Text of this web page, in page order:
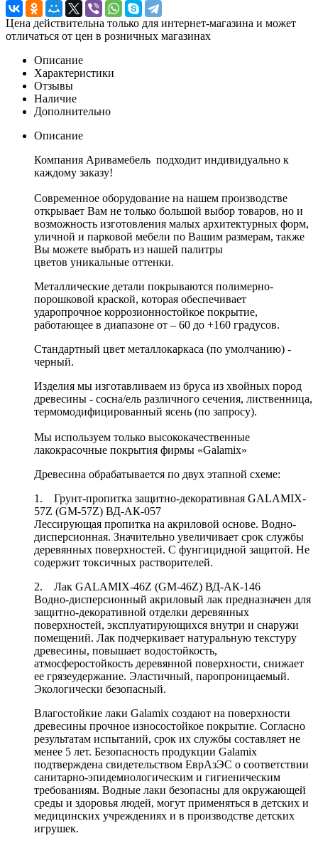
Цена действительна только для интернет-магазина и может
отличаться от цен в розничных магазинах
Описание
Характеристики
Отзывы
Наличие
Дополнительно
Описание
Компания Аривамебель подходит индивидуально к
каждому заказу!
Современное оборудование на нашем производстве
открывает Вам не только большой выбор товаров, но и
возможность изготовления малых архитектурных форм,
уличной и парковой мебели по Вашим размерам, также
Вы можете выбрать из нашей палитры
цветов уникальные оттенки.
Металлические детали покрываются полимерно-
порошковой краской, которая обеспечивает
ударопрочное коррозионностойкое покрытие,
работающее в диапазоне от – 60 до +160 градусов.
Стандартный цвет металлокаркаса (по умолчанию) -
черный.
Изделия мы изготавливаем из бруса из хвойных пород
древесины - сосна/ель различного сечения, лиственница,
термомодифицированный ясень (по запросу).
Мы используем только высококачественные
лакокрасочные покрытия фирмы «Galamix»
Древесина обрабатывается по двух этапной схеме:
1. Грунт-пропитка защитно-декоративная GALAMIX-
57Z (GM-57Z) ВД-АК-057
Лессирующая пропитка на акриловой основе. Водно-
дисперсионная. Значительно увеличивает срок службы
деревянных поверхностей. С фунгицидной защитой. Не
содержит токсичных растворителей.
2. Лак GALAMIX-46Z (GM-46Z) ВД-АК-146
Водно-дисперсионный акриловый лак предназначен для
защитно-декоративной отделки деревянных
поверхностей, эксплуатирующихся внутри и снаружи
помещений. Лак подчеркивает натуральную текстуру
древесины, повышает водостойкость,
атмосферостойкость деревянной поверхности, снижает
ее грязеудержание. Эластичный, паропроницаемый.
Экологически безопасный.
Влагостойкие лаки Galamix создают на поверхности
древесины прочное износостойкое покрытие. Согласно
результатам испытаний, срок их службы составляет не
менее 5 лет. Безопасность продукции Galamix
подтверждена свидетельством ЕврАзЭС о соответствии
санитарно-эпидемиологическим и гигиеническим
требованиям. Водные лаки безопасны для окружающей
среды и здоровья людей, могут применяться в детских и
медицинских учреждениях и в производстве детских
игрушек.